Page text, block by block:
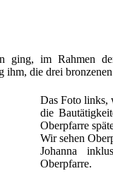
ging, im Rahmen
ihm, die drei
Das Foto links,
die
Oberpfarre
Wir sehen
Johanna
Oberpfarre.